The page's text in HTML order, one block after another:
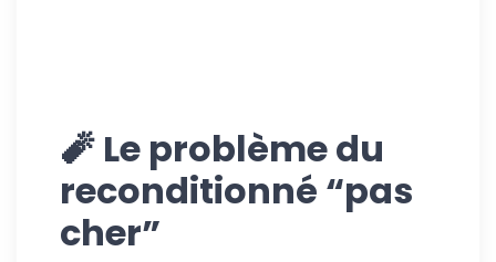
🧨 Le problème du
reconditionné “pas
cher”